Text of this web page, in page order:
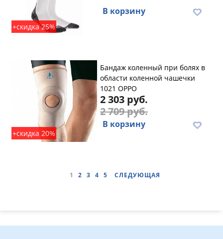
+скидка 25%
В корзину
+скидка 20%
Бандаж коленный при болях в
области коленной чашечки
1021 OPPO
2 303 руб.
2 709 руб.
В корзину
1 2 3 4 5 СЛЕДУЮЩАЯ